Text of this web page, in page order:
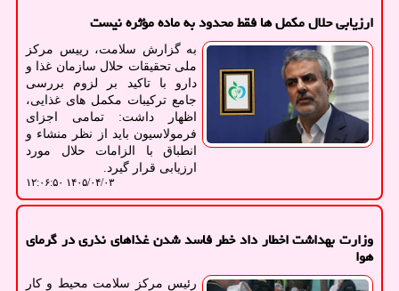
ارزیابی حلال مکمل ها فقط محدود به ماده مؤثره نیست
به گزارش سلامت، رییس مرکز
ملی تحقیقات حلال سازمان غذا و
دارو با تاکید بر لزوم بررسی
جامع ترکیبات مکمل های غذایی،
اظهار داشت: تمامی اجزای
فرمولاسیون باید از نظر منشاء و
انطباق با الزامات حلال مورد
ارزیابی قرار گیرد.
۱۴۰۵/۰۴/۰۳ ۱۲:۰۶:۵۰
وزارت بهداشت اخطار داد خطر فاسد شدن غذاهای نذری در گرمای
هوا
رئیس مرکز سلامت محیط و کار